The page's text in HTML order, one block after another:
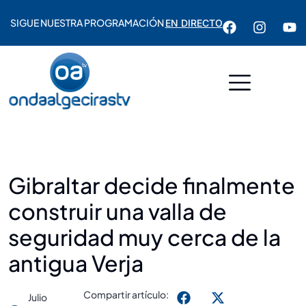
SIGUE NUESTRA PROGRAMACIÓNEN DIRECTO
Gibraltar decide finalmente
construir una valla de
seguridad muy cerca de la
antigua Verja
Julio
Compartir artículo: